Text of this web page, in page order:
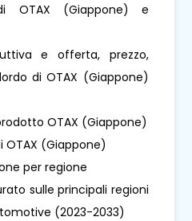
OTAX (Giappone) e
e offerta, prezzo,
di OTAX (Giappone)
OTAX (Giappone)
OTAX (Giappone)
per regione
sulle principali regioni
(2023-2033)